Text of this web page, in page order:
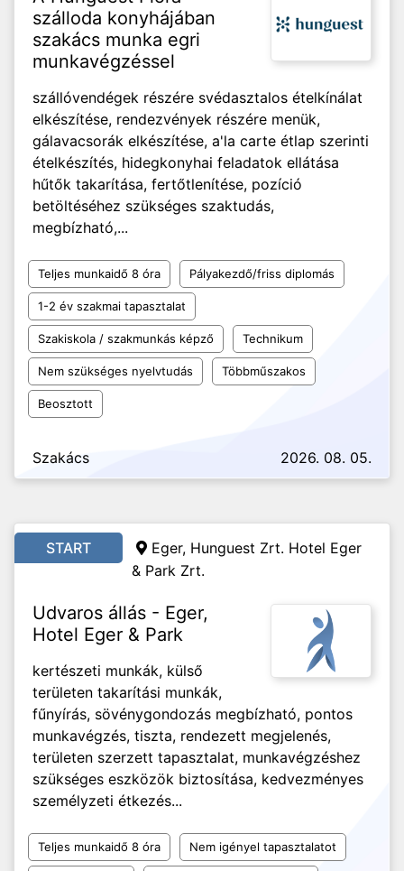
szálloda konyhájában
szakács munka egri
munkavégzéssel
szállóvendégek részére svédasztalos ételkínálat
elkészítése, rendezvények részére menük,
gálavacsorák elkészítése, a'la carte étlap szerinti
ételkészítés, hidegkonyhai feladatok ellátása
hűtők takarítása, fertőtlenítése, pozíció
betöltéséhez szükséges szaktudás,
megbízható,...
Teljes munkaidő 8 óra Pályakezdő/friss diplomás
1-2 év szakmai tapasztalat
Szakiskola / szakmunkás képző Technikum
Nem szükséges nyelvtudás Többműszakos
Beosztott
Szakács 2026. 08. 05.
START
Eger, Hunguest Zrt. Hotel Eger
& Park Zrt.
Udvaros állás - Eger,
Hotel Eger & Park
kertészeti munkák, külső
területen takarítási munkák,
fűnyírás, sövénygondozás megbízható, pontos
munkavégzés, tiszta, rendezett megjelenés,
területen szerzett tapasztalat, munkavégzéshez
szükséges eszközök biztosítása, kedvezményes
személyzeti étkezés...
Teljes munkaidő 8 óra Nem igényel tapasztalatot